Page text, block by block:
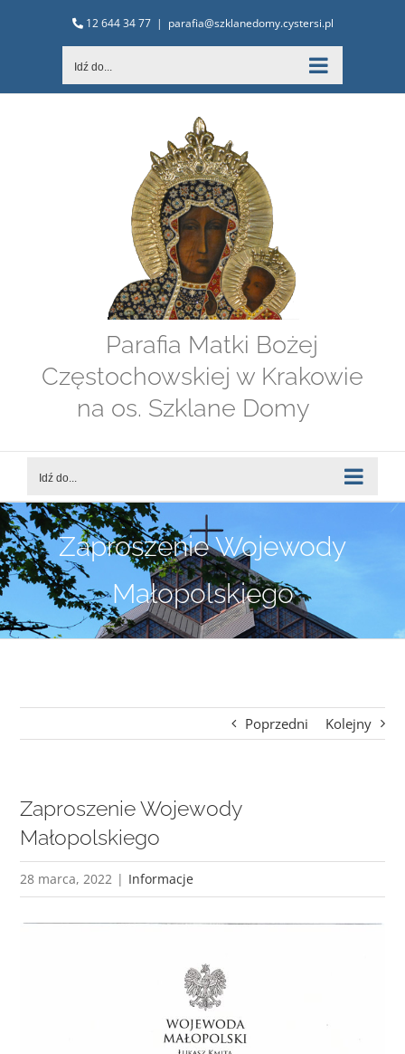
12 644 34 77 | parafia@szklanedomy.cystersi.pl
Idź do...
Parafia Matki Bożej
Częstochowskiej w Krakowie
na os. Szklane Domy
Idź do...
Zaproszenie Wojewody
Małopolskiego
Poprzedni Kolejny
Zaproszenie Wojewody
Małopolskiego
28 marca, 2022 | Informacje